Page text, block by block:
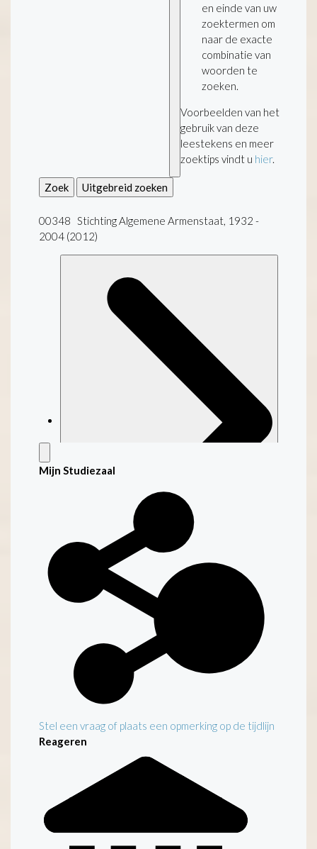
en einde van uw
zoektermen om
naar de exacte
combinatie van
woorden te
zoeken.
Voorbeelden van het
gebruik van deze
leestekens en meer
zoektips vindt u hier.
Zoek Uitgebreid zoeken
00348 Stichting Algemene Armenstaat, 1932 -
2004 (2012)
Kenmerken
Mijn Studiezaal
Stel een vraag of plaats een opmerking op de tijdlijn
Reageren